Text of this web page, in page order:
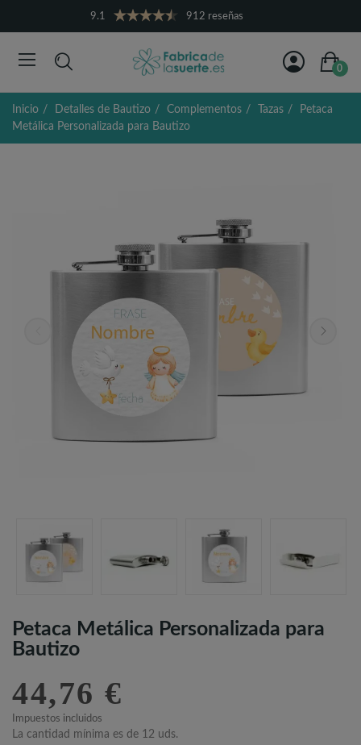
9.1 912 reseñas
0
Inicio Detalles de Bautizo Complementos Tazas
Petaca
Metálica Personalizada para Bautizo
Petaca Metálica Personalizada para
Bautizo
44,76 €
Impuestos incluidos
La cantidad mínima es de 12 uds.